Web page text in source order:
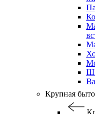
Крупная